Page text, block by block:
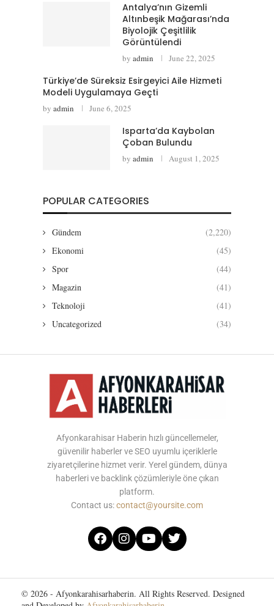
Antalya’nın Gizemli
Altınbeşik Mağarası’nda
Biyolojik Çeşitlilik
Görüntülendi
by admin June 22, 2025
Türkiye’de Süreksiz Esirgeyici Aile Hizmeti
Modeli Uygulamaya Geçti
by admin June 6, 2025
Isparta’da Kaybolan
Çoban Bulundu
by admin August 1, 2025
POPULAR CATEGORIES
Gündem
(2,220)
Ekonomi
(45)
Spor
(44)
Magazin
(41)
Teknoloji
(41)
Uncategorized
(34)
Afyonkarahisar Haberin hızlı güncellemeler,
güvenilir haberler ve SEO uyumlu içeriklerle
ziyaretçilerine hizmet verir. Yerel gündem, dünya
haberleri ve backlink çözümleriyle öne çıkan
platform.
Contact us:contact@yoursite.com
© 2026 - Afyonkarahisarhaberin. All Rights Reserved. Designed